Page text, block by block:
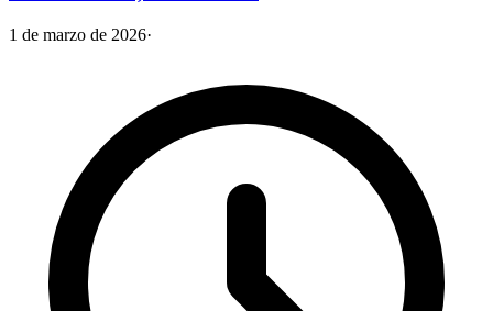
1 de marzo de 2026·